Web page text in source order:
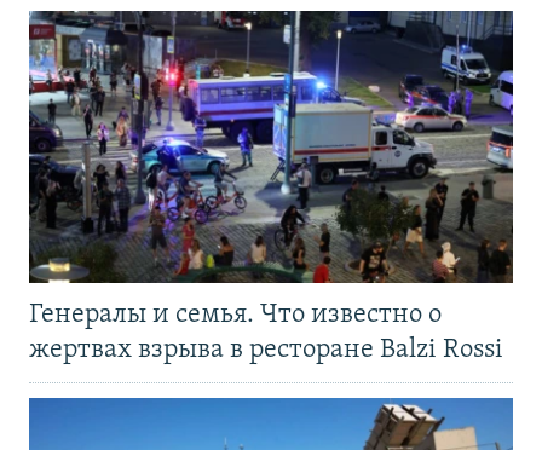
Генералы и семья. Что известно о
жертвах взрыва в ресторане Balzi Rossi